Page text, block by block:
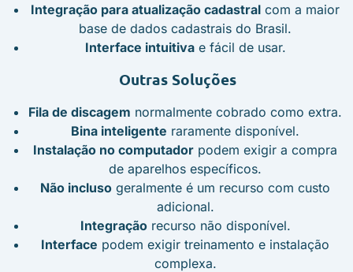
Integração para atualização cadastral com a maior
base de dados cadastrais do Brasil.
Interface intuitivae fácil de usar.
Outras Soluções
Fila de discagem normalmente cobrado como extra.
Bina inteligente raramente disponível.
Instalação no computador podem exigir a compra
de aparelhos específicos.
Não incluso geralmente é um recurso com custo
adicional.
Integraçãorecurso não disponível.
Interface podem exigir treinamento e instalação
complexa.